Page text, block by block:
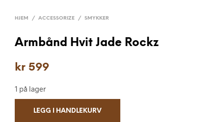
HJEM / ACCESSORIZE / SMYKKER
Armbånd Hvit Jade Rockz
kr 599
1 på lager
LEGG I HANDLEKURV